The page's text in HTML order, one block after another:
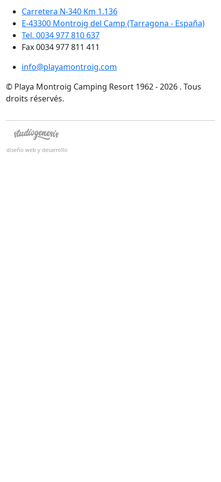
Carretera N-340 Km 1.136
E-43300 Montroig del Camp (Tarragona - España)
Tel. 0034 977 810 637
Fax 0034 977 811 411
info@playamontroig.com
© Playa Montroig Camping Resort 1962 - 2026 . Tous
droits réservés.